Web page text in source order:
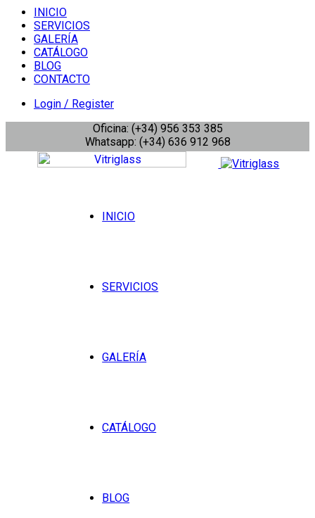
INICIO
SERVICIOS
GALERÍA
CATÁLOGO
BLOG
CONTACTO
Login / Register
Oficina: (+34) 956 353 385
Whatsapp: (+34) 636 912 968
INICIO
SERVICIOS
GALERÍA
CATÁLOGO
BLOG